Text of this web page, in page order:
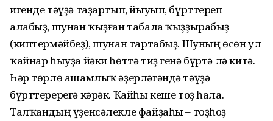
игенде тәүҙә таҙартып, йыуып, бүрттереп
алабыҙ, шунан ҡыҙған табала ҡыҙҙырабыҙ
(киптермәйбеҙ), шунан тартабыҙ. Шуның өсөн ул
ҡайнар һыуҙа йәки һөттә тиҙ генә бүртә лә китә.
Һәр төрлө ашамлыҡ әҙерләгәндә тәүҙә
бүрттеререгә кәрәк. Ҡайһы кеше тоҙ һала.
Талҡандың үҙенсәлекле файҙаһы – тоҙһоҙ